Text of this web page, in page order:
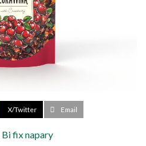
X/Twitter Email
Bi fix napary